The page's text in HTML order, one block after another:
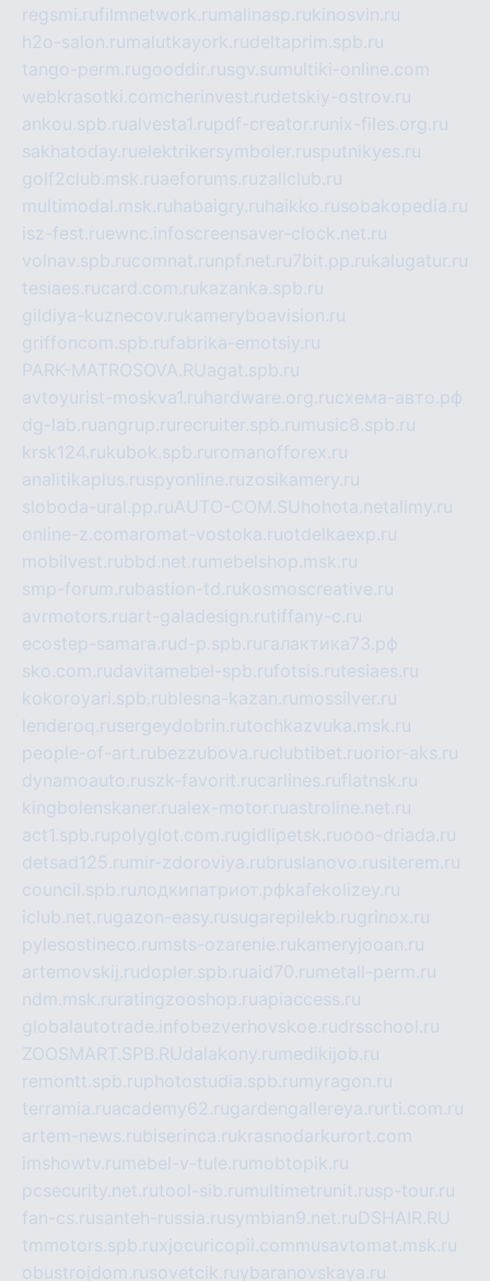
regsmi.rufilmnetwork.ru malinasp.rukinosvin.ru
h2o-salon.ru malutkayork.rudeltaprim.spb.ru
tango-perm.rugooddir.rusgv.su multiki-online.com
webkrasotki.comcherinvest.rudetskiy-ostrov.ru
ankou.spb.rualvesta1.rupdf-creator.ru nix-files.org.ru
sakhatoday.ruelektrikersymboler.rusputnikyes.ru
golf2club.msk.ruaeforums.ruzallclub.ru
multimodal.msk.ru habaigry.ru haikko.rusobakopedia.ru
isz-fest.ruewnc.infoscreensaver-clock.net.ru
volnav.spb.rucomnat.ru npf.net.ru7bit.pp.rukalugatur.ru
tesiaes.rucard.com.rukazanka.spb.ru
gildiya-kuznecov.rukameryboavision.ru
griffoncom.spb.rufabrika-emotsiy.ru
PARK-MATROSOVA.RUagat.spb.ru
avtoyurist-moskva1.ru hardware.org.ruсхема-авто.рф
dg-lab.ruangrup.ru recruiter.spb.ru music8.spb.ru
krsk124.rukubok.spb.ru romanofforex.ru
analitikaplus.ruspyonline.ruzosikamery.ru
sloboda-ural.pp.ruAUTO-COM.SU hohota.netalimy.ru
online-z.comaromat-vostoka.ruotdelkaexp.ru
mobilvest.rubbd.net.ru mebelshop.msk.ru
smp-forum.rubastion-td.rukosmoscreative.ru
avrmotors.ruart-galadesign.rutiffany-c.ru
ecostep-samara.rud-p.spb.ru галактика73.рф
sko.com.rudavitamebel-spb.rufotsis.rutesiaes.ru
kokoroyari.spb.rublesna-kazan.ru mossilver.ru
lenderoq.rusergeydobrin.rutochkazvuka.msk.ru
people-of-art.rubezzubova.ruclubtibet.ruorior-aks.ru
dynamoauto.ruszk-favorit.rucarlines.ruflatnsk.ru
kingbolenskaner.rualex-motor.ruastroline.net.ru
act1.spb.rupolyglot.com.rugidlipetsk.ruooo-driada.ru
detsad125.ru mir-zdoroviya.rubruslanovo.rusiterem.ru
council.spb.ruлодкипатриот.рфkafekolizey.ru
iclub.net.rugazon-easy.rusugarepilekb.rugrinox.ru
pylesostineco.ru msts-ozarenie.rukameryjooan.ru
artemovskij.rudopler.spb.ruaid70.ru metall-perm.ru
ndm.msk.ru ratingzooshop.ruapiaccess.ru
globalautotrade.info bezverhovskoe.rudrsschool.ru
ZOOSMART.SPB.RUdalakony.ru medikijob.ru
remontt.spb.ruphotostudia.spb.ru myragon.ru
terramia.ruacademy62.rugardengallereya.ru rti.com.ru
artem-news.rubiserinca.rukrasnodarkurort.com
imshowtv.ru mebel-v-tule.ru mobtopik.ru
pcsecurity.net.rutool-sib.ru multimetrunit.rusp-tour.ru
fan-cs.rusanteh-russia.rusymbian9.net.ruDSHAIR.RU
tmmotors.spb.ruxjocuricopii.com musavtomat.msk.ru
obustrojdom.rusovetcik.ruybaranovskaya.ru